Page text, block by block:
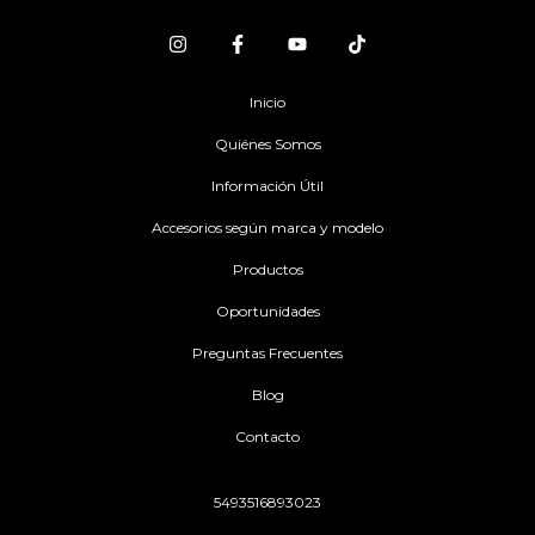
Inicio
Quiénes Somos
Información Útil
Accesorios según marca y modelo
Productos
Oportunidades
Preguntas Frecuentes
Blog
Contacto
5493516893023